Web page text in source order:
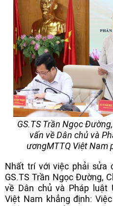
GS.TS Trần Ngọc
vấn về Dân chủ và
ươngMTTQ Việt Nam
Nhất trí với việc phải sửa
GS.TS Trần Ngọc Đường,
về Dân chủ và Pháp luật
Việt Nam khẳng định: